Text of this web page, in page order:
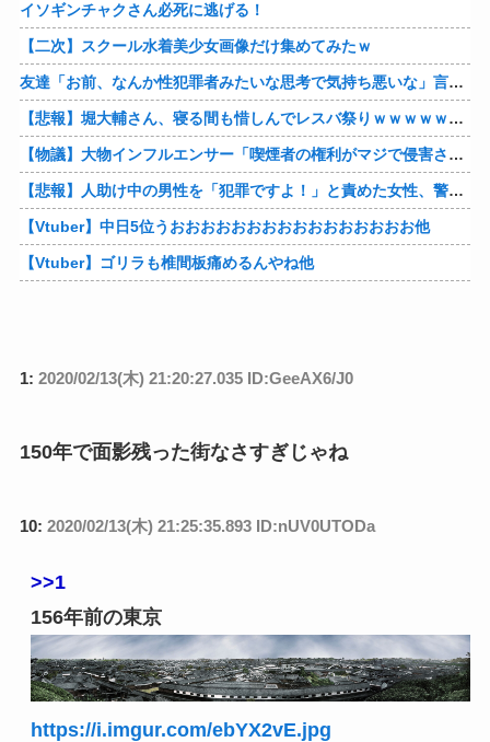
イソギンチャクさん必死に逃げる！
【二次】スクール水着美少女画像だけ集めてみたｗ
友達「お前、なんか性犯罪者みたいな思考で気持ち悪いな」言われたわ
【悲報】堀大輔さん、寝る間も惜しんでレスバ祭りｗｗｗｗｗｗｗｗｗｗｗｗｗｗｗｗｗｗｗｗｗｗｗｗ他
【物議】大物インフルエンサー「喫煙者の権利がマジで侵害されてる。いくら税金払ってるんだ」他
【悲報】人助け中の男性を「犯罪ですよ！」と責めた女性、警察が来た瞬間逃げる他
【Vtuber】中日5位うおおおおおおおおおおおおおおおお他
【Vtuber】ゴリラも椎間板痛めるんやね他
1: 2020/02/13(木) 21:20:27.035 ID:GeeAX6/J0
150年で面影残った街なさすぎじゃね
10: 2020/02/13(木) 21:25:35.893 ID:nUV0UTODa
>>1
156年前の東京
https://i.imgur.com/ebYX2vE.jpg